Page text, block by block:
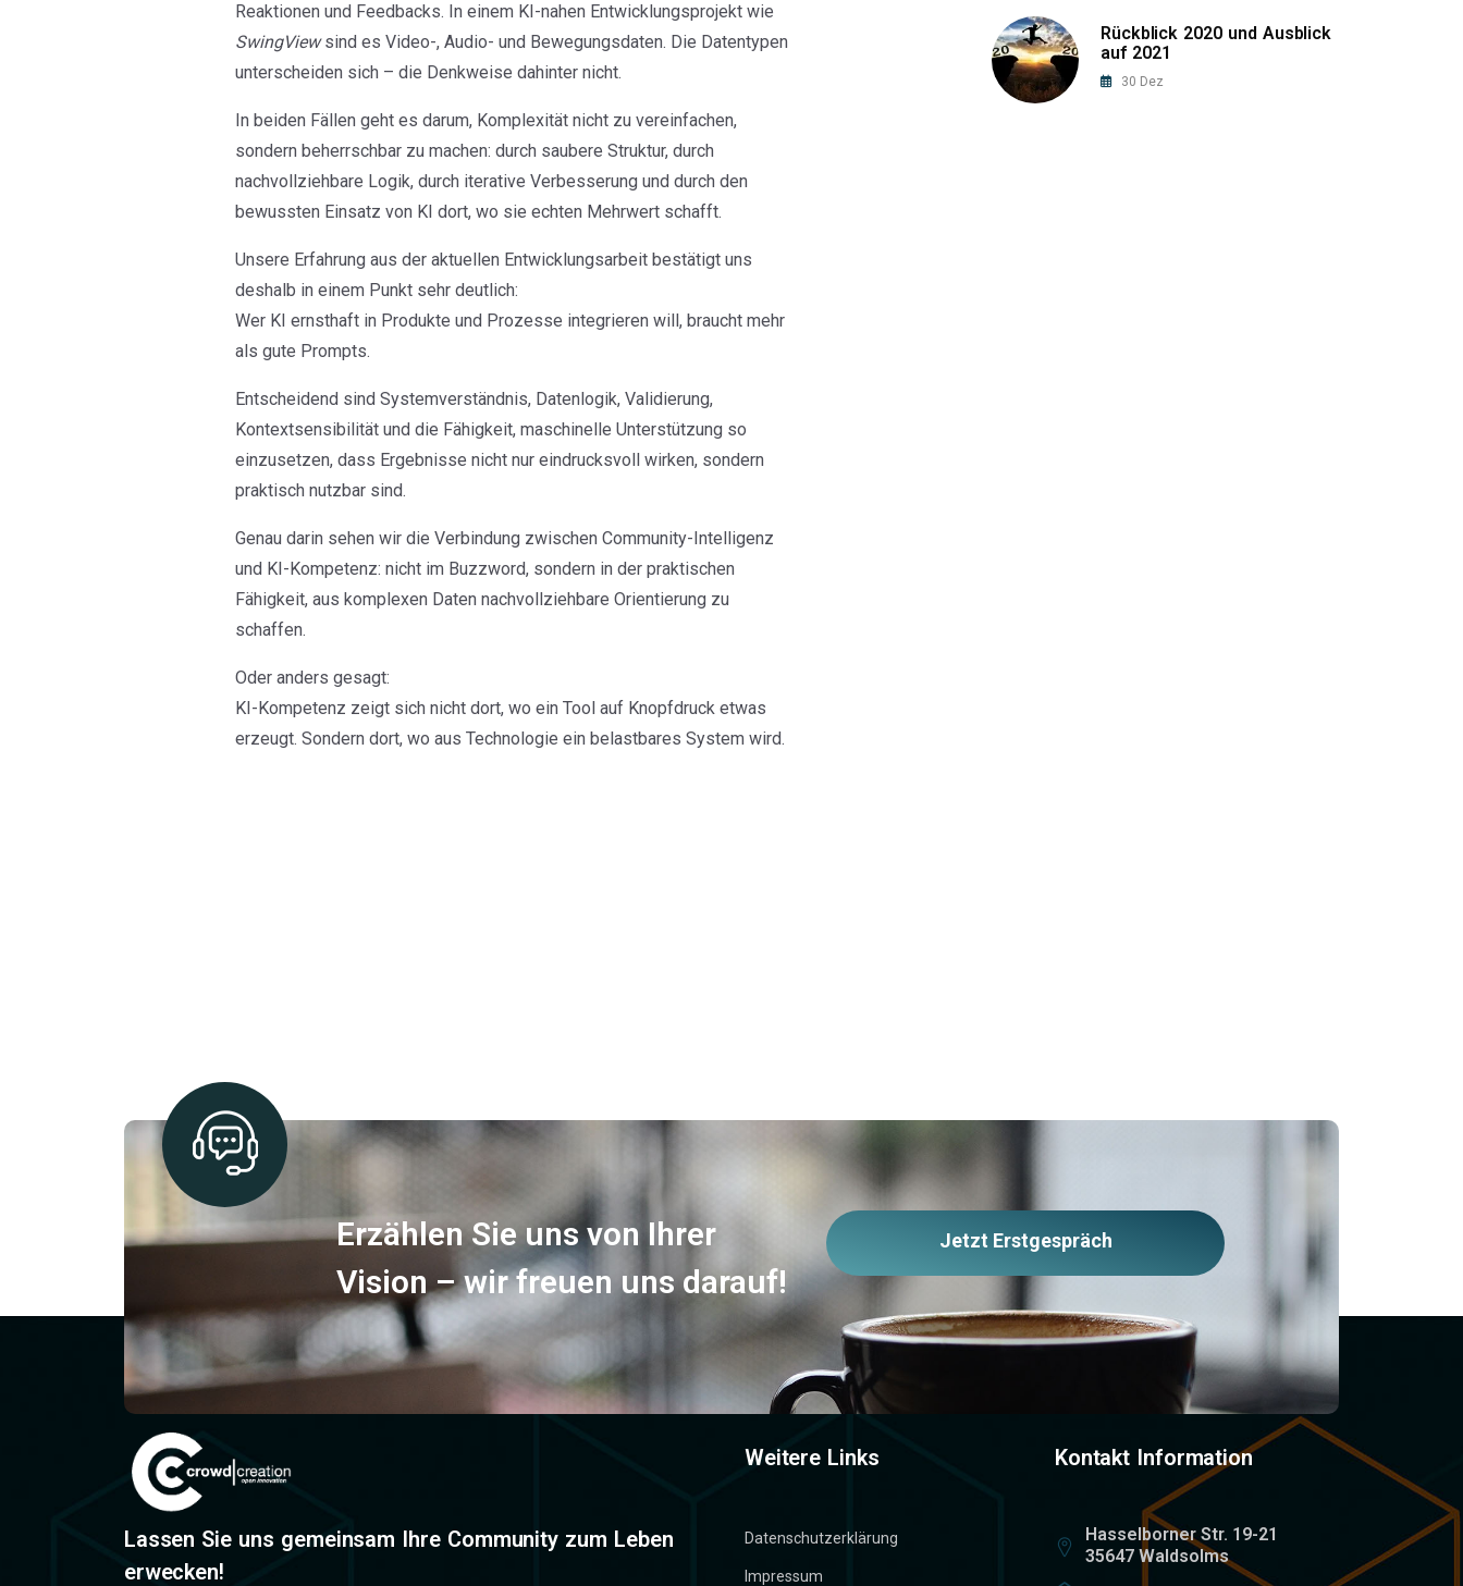
Reaktionen und Feedbacks. In einem KI-nahen Entwicklungsprojekt wie
SwingViewsind es Video-, Audio- und Bewegungsdaten. Die Datentypen
unterscheiden sich – die Denkweise dahinter nicht.
In beiden Fällen geht es darum, Komplexität nicht zu vereinfachen,
sondern beherrschbar zu machen: durch saubere Struktur, durch
nachvollziehbare Logik, durch iterative Verbesserung und durch den
bewussten Einsatz von KI dort, wo sie echten Mehrwert schafft.
Unsere Erfahrung aus der aktuellen Entwicklungsarbeit bestätigt uns
deshalb in einem Punkt sehr deutlich:
Wer KI ernsthaft in Produkte und Prozesse integrieren will, braucht mehr
als gute Prompts.
Entscheidend sind Systemverständnis, Datenlogik, Validierung,
Kontextsensibilität und die Fähigkeit, maschinelle Unterstützung so
einzusetzen, dass Ergebnisse nicht nur eindrucksvoll wirken, sondern
praktisch nutzbar sind.
Genau darin sehen wir die Verbindung zwischen Community-Intelligenz
und KI-Kompetenz: nicht im Buzzword, sondern in der praktischen
Fähigkeit, aus komplexen Daten nachvollziehbare Orientierung zu
schaffen.
Oder anders gesagt:
KI-Kompetenz zeigt sich nicht dort, wo ein Tool auf Knopfdruck etwas
erzeugt. Sondern dort, wo aus Technologie ein belastbares System wird.
Rückblick 2020 und Ausblick
auf 2021
30 Dez
Erzählen Sie uns von Ihrer
Vision – wir freuen uns darauf!
Jetzt Erstgespräch
Lassen Sie uns gemeinsam Ihre Community zum Leben
erwecken!
Weitere Links
Datenschutzerklärung
Impressum
Kontakt Information
Hasselborner Str. 19-21
35647 Waldsolms